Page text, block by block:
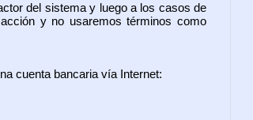
del sistema y luego a los casos de
y no usaremos términos como
cuenta bancaria vía Internet: